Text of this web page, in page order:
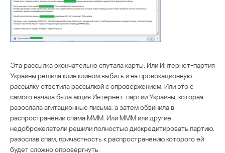
Эта рассылка окончательно спутала карты. Или Интернет-партия
Украины решила клин клином выбить и на провокационную
рассылку ответила рассылкой с опровержением. Или это с
самого начала была акция Интернет-партии Украины, которая
разослала агитационные письма, а затем обвинила в
распространении спама МММ. Или МММ или другие
недоброжелатели решили полностью дискредитировать партию,
разослав спам, причастность к распространению которого ей
будет сложно опровергнуть.